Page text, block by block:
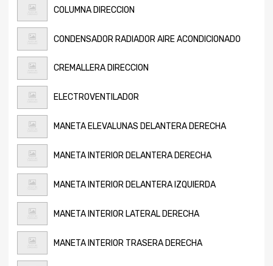
COLUMNA DIRECCION
CONDENSADOR RADIADOR AIRE ACONDICIONADO
CREMALLERA DIRECCION
ELECTROVENTILADOR
MANETA ELEVALUNAS DELANTERA DERECHA
MANETA INTERIOR DELANTERA DERECHA
MANETA INTERIOR DELANTERA IZQUIERDA
MANETA INTERIOR LATERAL DERECHA
MANETA INTERIOR TRASERA DERECHA